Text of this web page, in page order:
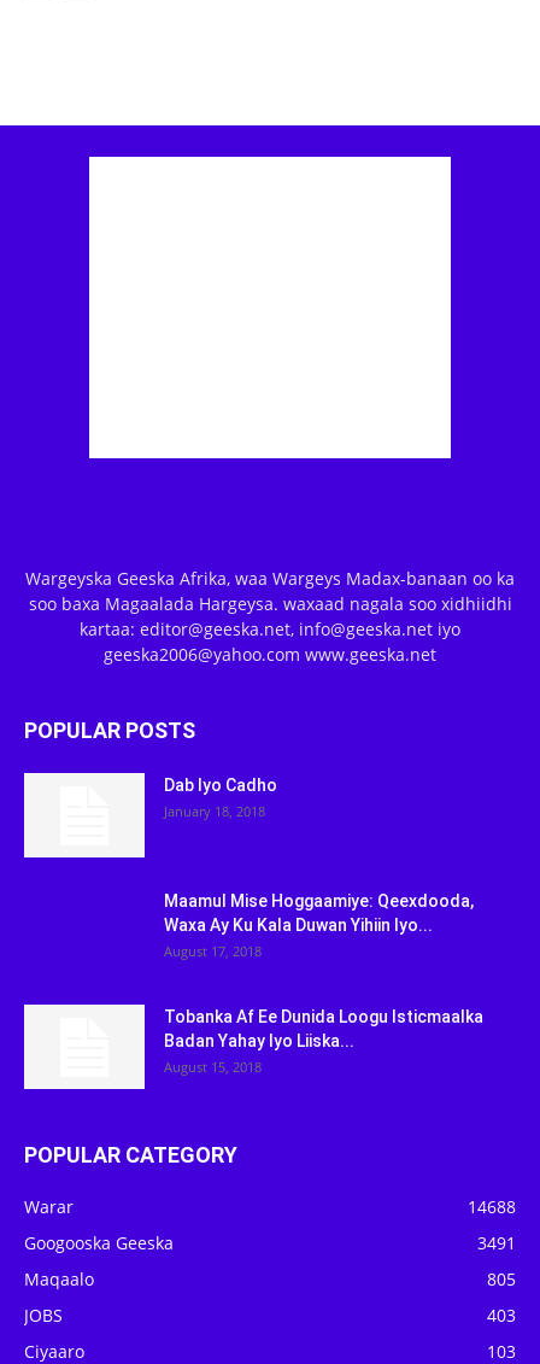
Wargeyska Geeska Afrika, waa Wargeys Madax-banaan oo ka
soo baxa Magaalada Hargeysa. waxaad nagala soo xidhiidhi
kartaa: editor@geeska.net, info@geeska.net iyo
geeska2006@yahoo.com www.geeska.net
POPULAR POSTS
Dab Iyo Cadho
January 18, 2018
Maamul Mise Hoggaamiye: Qeexdooda,
Waxa Ay Ku Kala Duwan Yihiin Iyo...
August 17, 2018
Tobanka Af Ee Dunida Loogu Isticmaalka
Badan Yahay Iyo Liiska...
August 15, 2018
POPULAR CATEGORY
Warar
14688
Googooska Geeska
3491
Maqaalo
805
JOBS
403
Ciyaaro
103